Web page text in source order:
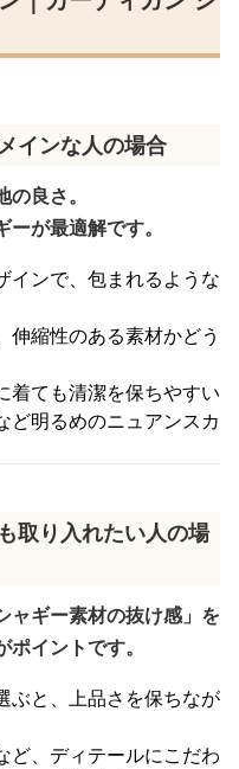
インな人の場合
良さ。
が最適解です。
インで、包まれるような
伸縮性のある素材かどう
着ても清潔を保ちやすい
ど明るめのニュアンスカ
取り入れたい人の場
ャギー素材の抜け感」を
イントです。
ぶと、上品さを保ちなが
ど、ディテールにこだわ